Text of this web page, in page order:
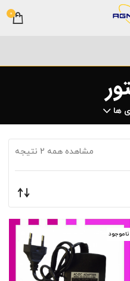
0
ها
مشاهده همه 2 نتیجه
ناموجود